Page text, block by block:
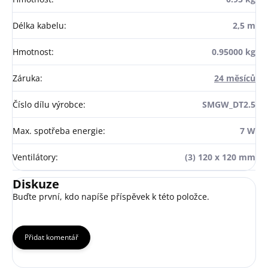
Délka kabelu: 2,5 m
Hmotnost: 0.95000 kg
Záruka: 24 měsíců
Číslo dílu výrobce: SMGW_DT2.5
Max. spotřeba energie: 7 W
Ventilátory: (3) 120 x 120 mm
Diskuze
Buďte první, kdo napíše příspěvek k této položce.
Přidat komentář